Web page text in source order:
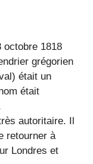
octobre 1818
grégorien
était un
était
autoritaire. Il
retourner à
Londres et